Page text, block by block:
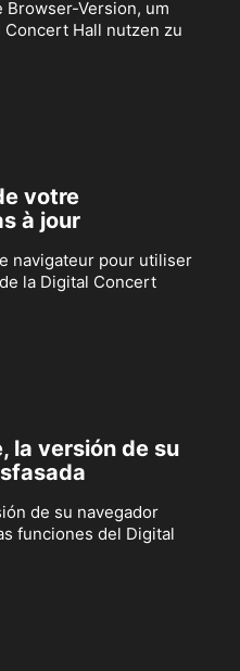
Version, um
Hall nutzen zu
votre
à jour
navigateur pour utiliser
la Digital Concert
la versión de su
de su navegador
funciones del Digital